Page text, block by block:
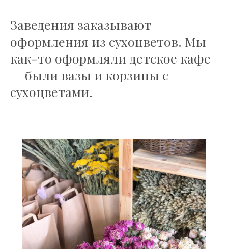
Заведения заказывают
оформления из сухоцветов. Мы
как-то оформляли детское кафе
— были вазы и корзины с
сухоцветами.